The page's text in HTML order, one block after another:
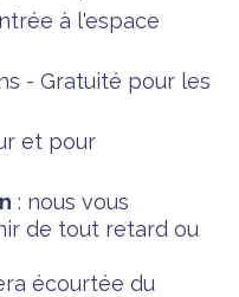
à l'espace
- Gratuité pour les
et pour
: nous vous
de tout retard ou
écourtée du